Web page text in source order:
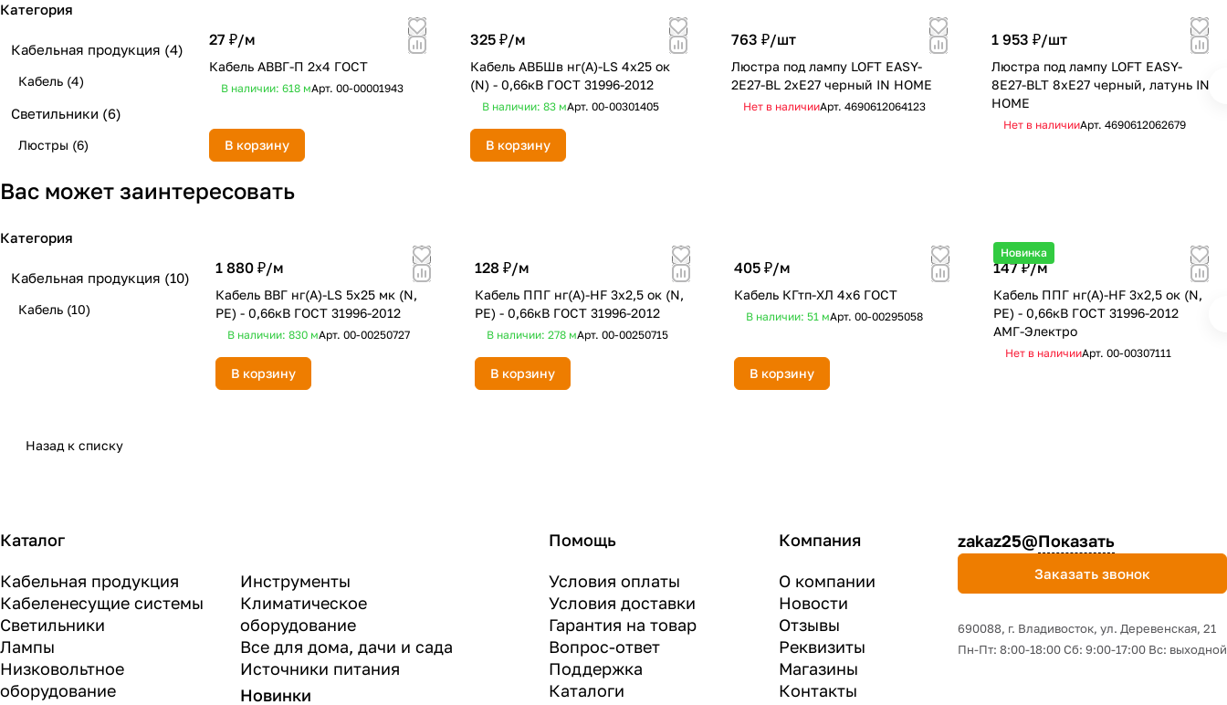
27 ₽/м
Кабель АВВГ-П 2х4 ГОСТ
В наличии: 618 мАрт. 00-00001943
В корзину
325 ₽/м
Кабель АВБШв нг(А)-LS 4х25 ок
(N) - 0,66кВ ГОСТ 31996-2012
В наличии: 83 мАрт. 00-00301405
В корзину
763 ₽/шт
Люстра под лампу LOFT EASY-
2E27-BL 2хЕ27 черный IN HOME
Нет в наличииАрт. 4690612064123
1 953 ₽/шт
Люстра под лампу LOFT EASY-
8E27-BLT 8хЕ27 черный, латунь IN
HOME
Нет в наличииАрт.4690612062679
Категория
Кабельная продукция (4)
Кабель (4)
Светильники (6)
Люстры (6)
Вас может заинтересовать
1 880 ₽/м
Кабель ВВГ нг(А)-LS 5х25 мк (N,
PE) - 0,66кВ ГОСТ 31996-2012
В наличии: 830 мАрт. 00-00250727
В корзину
128 ₽/м
Кабель ППГ нг(А)-HF 3х2,5 ок (N,
PE) - 0,66кВ ГОСТ 31996-2012
В наличии: 278 мАрт. 00-00250715
В корзину
405 ₽/м
Кабель КГтп-ХЛ 4х6 ГОСТ
В наличии: 51 мАрт. 00-00295058
В корзину
Новинка
147 ₽/м
Кабель ППГ нг(А)-HF 3х2,5 ок (N,
PE) - 0,66кВ ГОСТ 31996-2012
АМГ-Электро
Нет в наличииАрт. 00-00307111
Категория
Кабельная продукция (10)
Кабель (10)
Назад к списку
Каталог
Кабельная продукция
Кабеленесущие системы
Светильники
Лампы
Низковольтное
оборудование
Инструменты
Климатическое
оборудование
Все для дома, дачи и сада
Источники питания
Новинки
Помощь
Условия оплаты
Условия доставки
Гарантия на товар
Вопрос-ответ
Поддержка
Каталоги
Компания
О компании
Новости
Отзывы
Реквизиты
Магазины
Контакты
zakaz25@Показать
Заказать звонок
690088, г. Владивосток, yл. Деревенская, 21
Пн-Пт: 8:00-18:00 Сб: 9:00-17:00 Вс: выходной